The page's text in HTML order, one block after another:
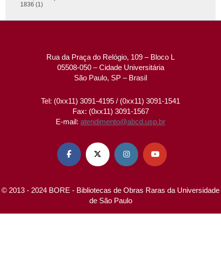
1836 (1)
Rua da Praça do Relógio, 109 – Bloco L
05508-050 – Cidade Universitária
São Paulo, SP – Brasil
Tel: (0xx11) 3091-4195 / (0xx11) 3091-1541
Fax: (0xx11) 3091-1567
E-mail: atendimento@abcd.usp.br
   
© 2013 - 2024 BORE - Bibliotecas de Obras Raras da Universidade
de São Paulo